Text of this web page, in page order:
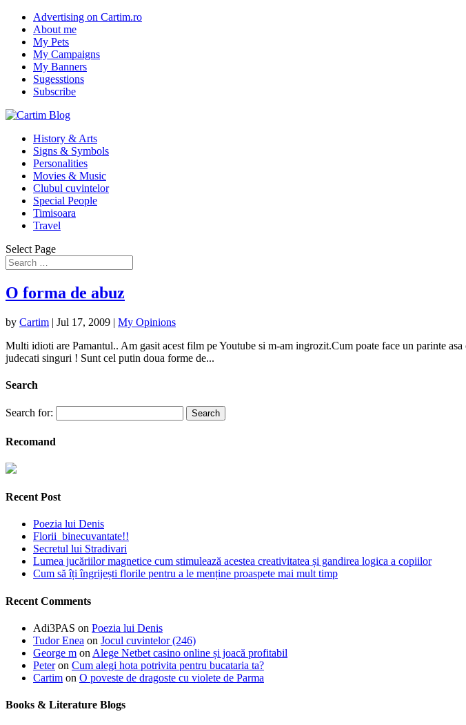
Advertising on Cartim.ro
About me
My Pets
My Campaigns
My Banners
Sugesstions
Subscribe
History & Arts
Signs & Symbols
Personalities
Movies & Music
Clubul cuvintelor
Special People
Timisoara
Travel
Select Page
O forma de abuz
by Cartim | Jul 17, 2009 | My Opinions
Multi idioti are Pamantul.. Am gasit acest film pe Youtube si m-am ingrozit.Cum poate face un parinte
judecati singuri ! Sunt cel putin doua forme de...
Search
Search for:
Recomand
Recent Post
Poezia lui Denis
Florii binecuvantate!!
Secretul lui Stradivari
Lumea jucăriilor magnetice cum stimulează acestea creativitatea și gandirea logica a copiilor
Cum să îți îngrijești florile pentru a le menține proaspete mai mult timp
Recent Comments
Adi3PAS on Poezia lui Denis
Tudor Enea on Jocul cuvintelor (246)
George m on Alege Netbet casino online și joacă profitabil
Peteron Cum alegi hota potrivita pentru bucataria ta?
Cartim on O poveste de dragoste cu violete de Parma
Books & Literature Blogs